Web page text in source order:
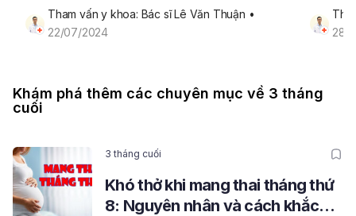
biếtTham vấn y khoa: Bác sĩ Lê Văn Thuận
22/07/2024
mẹ28/
Khám phá thêm các chuyên mục về 3 tháng
cuối
3 tháng cuối
Khó thở khi mang thai tháng thứ
8: Nguyên nhân và cách khắc